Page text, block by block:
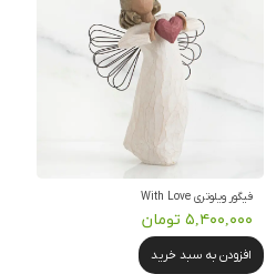
فیگور ویلوتری With Love
۵,۴۰۰,۰۰۰ تومان
افزودن به سبد خرید